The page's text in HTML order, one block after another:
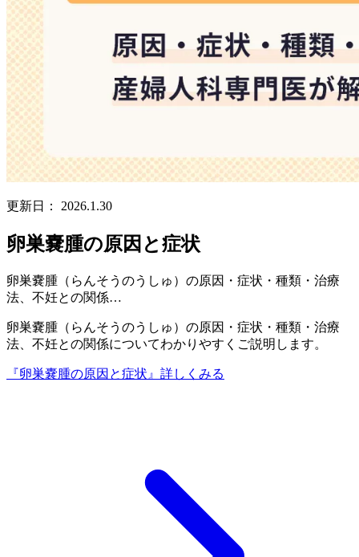
更新日： 2026.1.30
卵巣嚢腫の原因と症状
卵巣嚢腫（らんそうのうしゅ）の原因・症状・種類・治療
法、不妊との関係…
卵巣嚢腫（らんそうのうしゅ）の原因・症状・種類・治療
法、不妊との関係についてわかりやすくご説明します。
『卵巣嚢腫の原因と症状』 詳しくみる